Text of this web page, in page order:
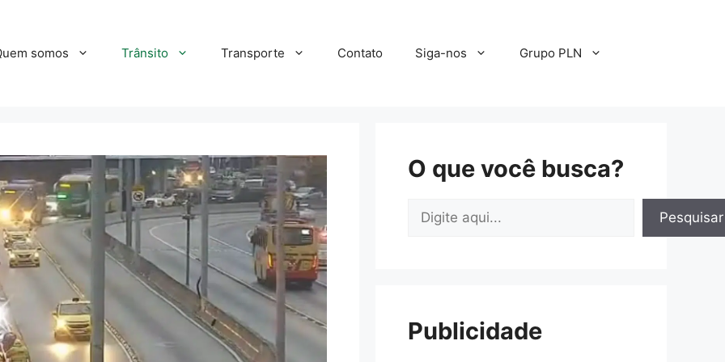
somos Trânsito Transporte Contato Siga-nos Grupo PLN
O que você busca?
Pesquisar
Pesquisar
Publicidade